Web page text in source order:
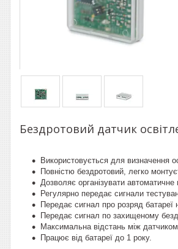
Бездротовий датчик
Використовується для визначення
Повністю бездротовий, легко
Дозволяє організувати
Регулярно передає сигнали
Передає сигнал про розряд батареї
Передає сигнал по захищеному
Максимальна відстань між
Працює від батареї до 1 року.